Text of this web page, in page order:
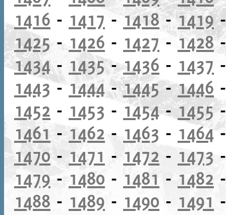
1416 - 1417 -1418-1419
1425- 1426 - 1427 - 1428
1434- 1435-1436 - 1437
1443- 1444-1445-1446
1452 - 1453 - 1454-1455
1461 -1462 - 1463 - 1464
1470- 1471 - 1472 - 1473
1479 - 1480 - 1481 - 1482
1488 - 1489 - 1490 - 1491